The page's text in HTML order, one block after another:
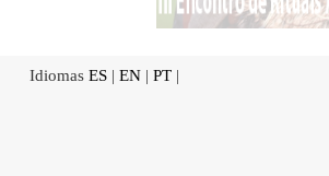
Idiomas ES | EN | PT |